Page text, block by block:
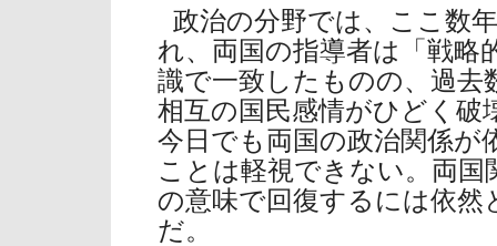
政治の分野では、ここ数
れ、両国の指導者は「戦略
識で一致したものの、過去
相互の国民感情がひどく
今日でも両国の政治関係が
ことは軽視できない。両国
の意味で回復するには依然
だ。